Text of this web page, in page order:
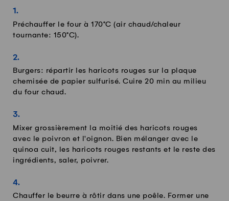
Préchauffer le four à 170°C (air chaud/chaleur
tournante: 150°C).
Burgers: répartir les haricots rouges sur la plaque
chemisée de papier sulfurisé. Cuire 20 min au milieu
du four chaud.
Mixer grossièrement la moitié des haricots rouges
avec le poivron et l'oignon. Bien mélanger avec le
quinoa cuit, les haricots rouges restants et le reste des
ingrédients, saler, poivrer.
Chauffer le beurre à rôtir dans une poêle. Former une